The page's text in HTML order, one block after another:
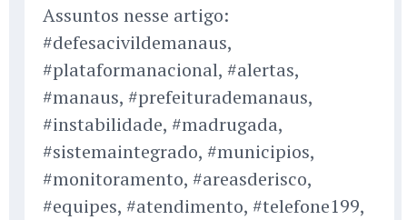
Assuntos nesse artigo:
#defesacivildemanaus,
#plataformanacional, #alertas,
#manaus, #prefeiturademanaus,
#instabilidade, #madrugada,
#sistemaintegrado, #municipios,
#monitoramento, #areasderisco,
#equipes, #atendimento, #telefone199,